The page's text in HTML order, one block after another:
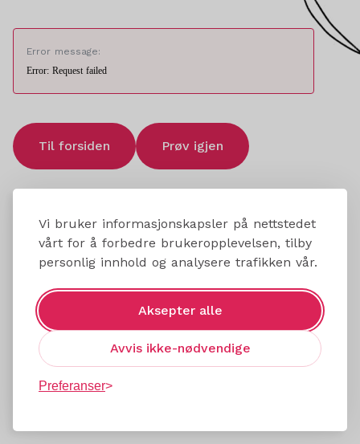
Vi bruker informasjonskapsler på nettstedet
vårt for å forbedre brukeropplevelsen, tilby
personlig innhold og analysere trafikken vår.
Aksepter alle
Avvis ikke-nødvendige
Preferanser
Error message:
Error: Request failed
Til forsiden Prøv igjen